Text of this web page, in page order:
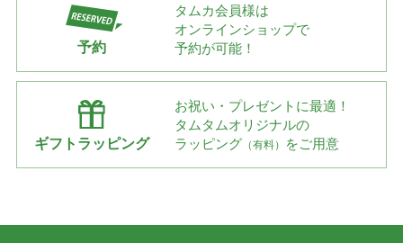
予約
タムカ会員様は
オンラインショップで
予約が可能！
ギフトラッピング
お祝い・プレゼントに最適！
タムタムオリジナルの
ラッピング （有料） をご用意